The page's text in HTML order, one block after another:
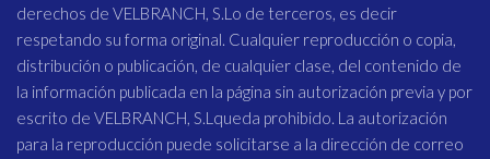
derechos de VELBRANCH, S.Lo de terceros, es decir
respetando su forma original. Cualquier reproducción o copia,
distribución o publicación, de cualquier clase, del contenido de
la información publicada en la página sin autorización previa y por
escrito de VELBRANCH, S.Lqueda prohibido. La autorización
para la reproducción puede solicitarse a la dirección de correo